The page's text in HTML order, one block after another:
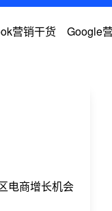
营销干货 Google
电商增长机会